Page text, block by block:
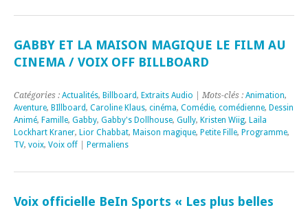
GABBY ET LA MAISON MAGIQUE LE FILM AU
CINEMA / VOIX OFF BILLBOARD
Catégories : Actualités, Billboard, Extraits Audio | Mots-clés : Animation,
Aventure, BIllboard, Caroline Klaus, cinéma, Comédie, comédienne, Dessin
Animé, Famille, Gabby, Gabby's Dollhouse, Gully, Kristen Wiig, Laila
Lockhart Kraner, Lior Chabbat, Maison magique, Petite Fille, Programme,
TV, voix, Voix off Permaliens
Voix officielle BeIn Sports « Les plus belles